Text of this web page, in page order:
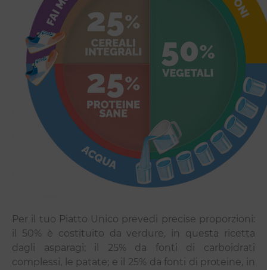
Per il tuo Piatto Unico prevedi precise proporzioni:
il 50% è costituito da verdure, in questa ricetta
dagli asparagi; il 25% da fonti di carboidrati
complessi, le patate; e il 25% da fonti di proteine, in